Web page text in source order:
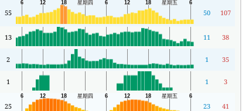
55 50 107
13 11 38
2 1 35
1 1 3
25 23 41